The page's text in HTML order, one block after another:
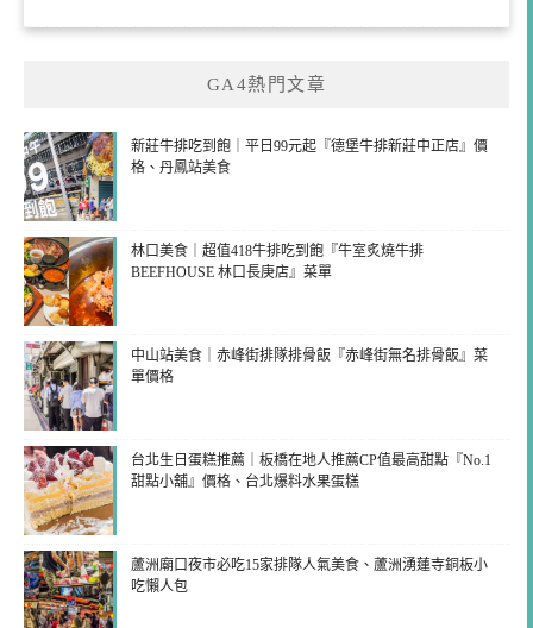
GA4熱門文章
新莊牛排吃到飽｜平日99元起『德堡牛排新莊中正店』價
格、丹鳳站美食
林口美食｜超值418牛排吃到飽『牛室炙燒牛排
BEEFHOUSE 林口長庚店』菜單
中山站美食｜赤峰街排隊排骨飯『赤峰街無名排骨飯』菜
單價格
台北生日蛋糕推薦｜板橋在地人推薦CP值最高甜點『No.1
甜點小舖』價格、台北爆料水果蛋糕
蘆洲廟口夜市必吃15家排隊人氣美食、蘆洲湧蓮寺銅板小
吃懶人包